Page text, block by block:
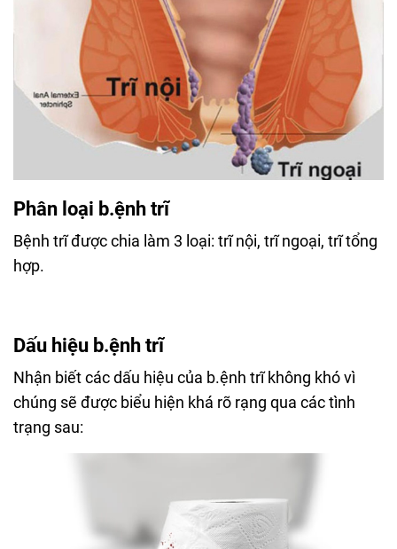
Phân loại b.ệnh trĩ
Bệnh trĩ được chia làm 3 loại: trĩ nội, trĩ ngoại, trĩ tổng
hợp.
Dấu hiệu b.ệnh trĩ
Nhận biết các dấu hiệu của b.ệnh trĩ không khó vì
chúng sẽ được biểu hiện khá rõ rạng qua các tình
trạng sau: